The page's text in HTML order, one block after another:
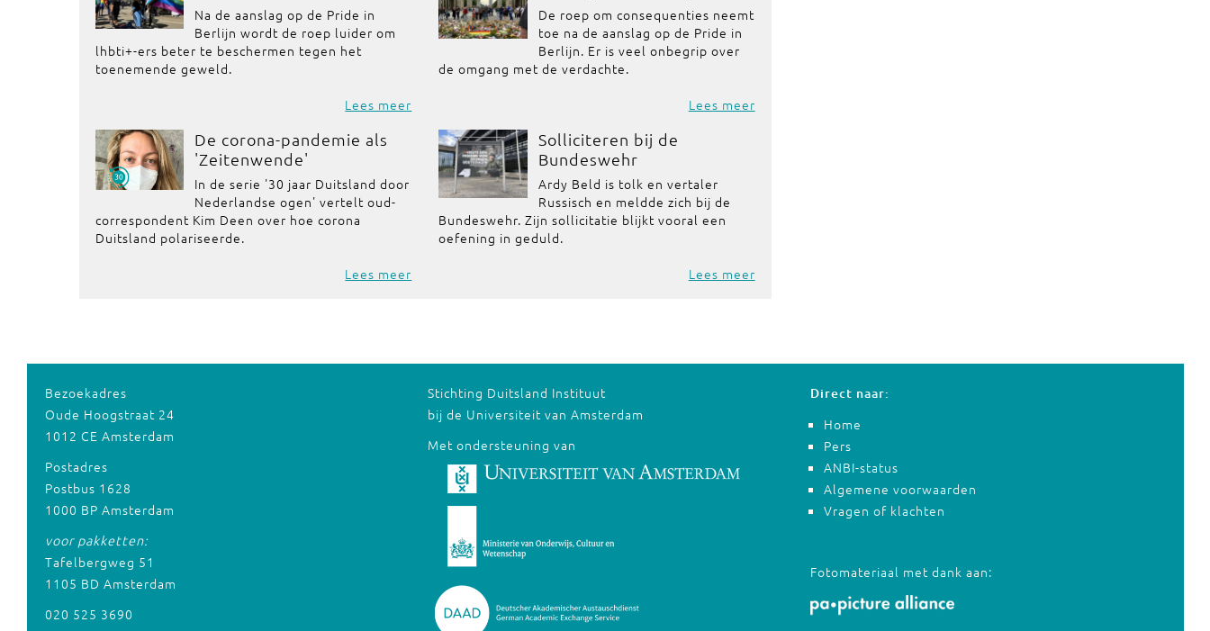
Na de aanslag op de Pride in
Berlijn wordt de roep luider om
lhbti+-ers beter te beschermen tegen het
toenemende geweld.
Lees meer
De roep om consequenties neemt
toe na de aanslag op de Pride in
Berlijn. Er is veel onbegrip over
de omgang met de verdachte.
Lees meer
De corona-pandemie als
'Zeitenwende'
In de serie '30 jaar Duitsland door
Nederlandse ogen' vertelt oud-
correspondent Kim Deen over hoe corona
Duitsland polariseerde.
Lees meer
Solliciteren bij de
Bundeswehr
Ardy Beld is tolk en vertaler
Russisch en meldde zich bij de
Bundeswehr. Zijn sollicitatie blijkt vooral een
oefening in geduld.
Lees meer
Bezoekadres
Oude Hoogstraat 24
1012 CE Amsterdam
Postadres
Postbus 1628
1000 BP Amsterdam
voor pakketten:
Tafelbergweg 51
1105 BD Amsterdam
020 525 3690
Stichting Duitsland Instituut
bij de Universiteit van Amsterdam
Met ondersteuning van
Direct naar:
Home
Pers
ANBI-status
Algemene voorwaarden
Vragen of klachten
Fotomateriaal met dank aan: